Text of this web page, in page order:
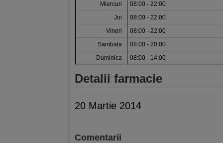
Miercuri
08:00 - 22:00
Joi
08:00 - 22:00
Vineri
08:00 - 22:00
Sambata
08:00 - 20:00
Duminica
08:00 - 14:00
Detalii farmacie
20 Martie 2014
Comentarii